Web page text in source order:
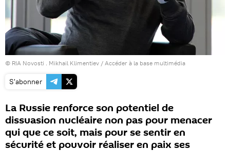
© RIA Novosti . Mikhail Klimentiev / Accéder à la base multimédia
S'abonner
La Russie renforce son potentiel de
dissuasion nucléaire non pas pour menacer
qui que ce soit, mais pour se sentir en
sécurité et pouvoir réaliser en paix ses